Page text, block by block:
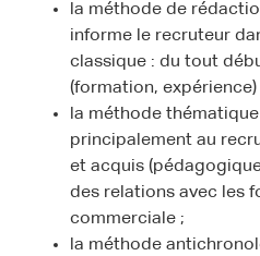
la méthode de
informe le recruteur
classique : du tout
(formation, expérience)
la méthode
principalement au
et acquis
des relations avec les
commerciale ;
la méthode